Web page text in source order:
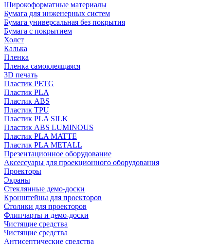
Широкоформатные материалы
Бумага для инженерных систем
Бумага универсальная без покрытия
Бумага с покрытием
Холст
Калька
Пленка
Пленка самоклеящаяся
3D печать
Пластик PETG
Пластик PLA
Пластик ABS
Пластик TPU
Пластик PLA SILK
Пластик ABS LUMINOUS
Пластик PLA MATTE
Пластик PLA METALL
Презентационное оборудование
Аксессуары для проекционного оборудования
Проекторы
Экраны
Стеклянные демо-доски
Кронштейны для проекторов
Столики для проекторов
Флипчарты и демо-доски
Чистящие средства
Чистящие средства
Антисептические средства